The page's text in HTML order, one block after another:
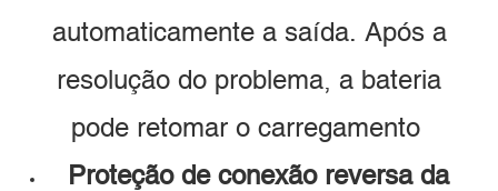
automaticamente a saída. Após a
resolução do problema, a bateria
pode retomar o carregamento
Proteção de conexão reversa da